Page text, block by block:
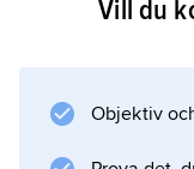
växelvis av två
Vill du
Objektiv